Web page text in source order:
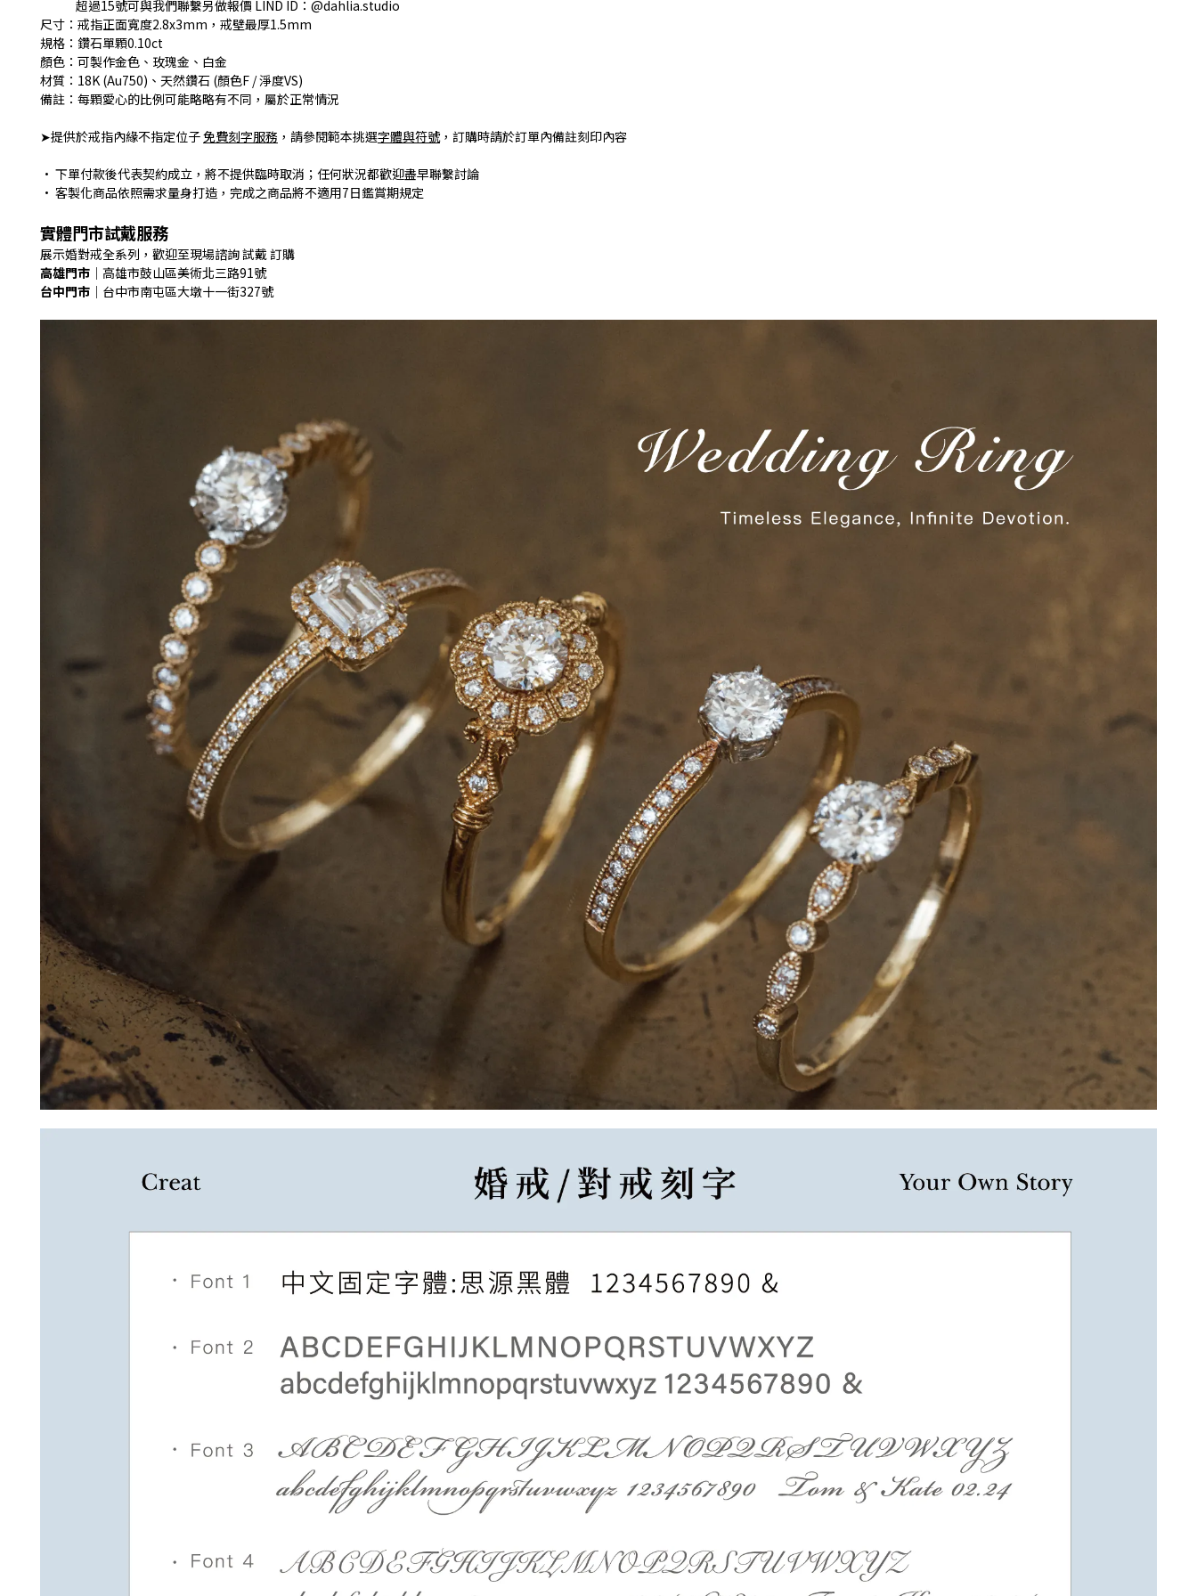
超過15號可與我們聯繫另做報價 LIND ID：@dahlia.studio
尺寸：戒指正面寬度2.8x3mm，戒壁最厚1.5mm
規格：鑽石單顆0.10ct
顏色：可製作金色、玫瑰金、白金
材質：18K (Au750)、天然鑽石 (顏色F / 淨度VS)
備註：每顆愛心的比例可能略略有不同，屬於正常情況
➤提供於戒指內緣不指定位子免費刻字服務 ，請參閱範本挑選字體與符號，訂購時請於訂單內備註刻印內容
• 下單付款後代表契約成立，將不提供臨時取消；任何狀況都歡迎盡早聯繫討論
• 客製化商品依照需求量身打造，完成之商品將不適用7日鑑賞期規定
實體門市試戴服務
展示婚對戒全系列，歡迎至現場諮詢 試戴 訂購
高雄門市 ｜高雄市鼓山區美術北三路91號
台中門市 ｜台中市南屯區大墩十一街327號